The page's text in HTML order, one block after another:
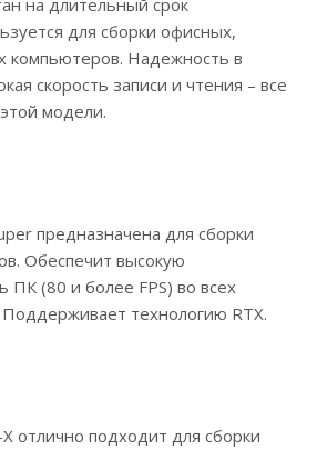
на длительный срок
для сборки офисных,
компьютеров. Надежность в
скорость записи и чтения – все
модели.
предназначена для сборки
Обеспечит высокую
ПК (80 и более FPS) во всех
технологию RTX.
отлично подходит для сборки